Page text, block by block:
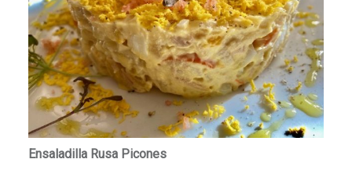
Ensaladilla Rusa Picones